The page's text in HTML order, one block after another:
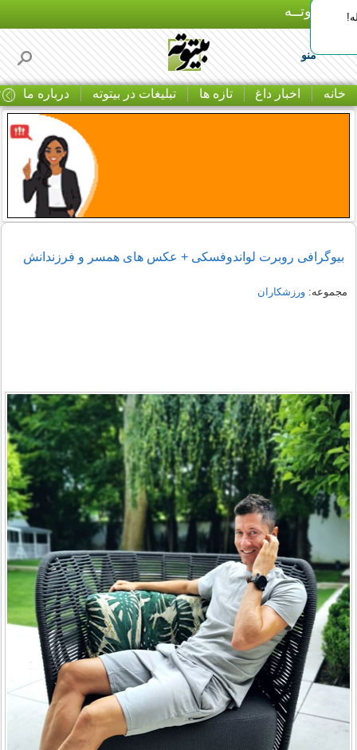
بـیتوتــه
منو
خانه اخبار داغ تازه ها تبلیغات در بیتوته درباره ما
بیوگرافی روبرت لواندوفسکی + عکس های همسر و فرزندانش
مجموعه:ورزشکاران